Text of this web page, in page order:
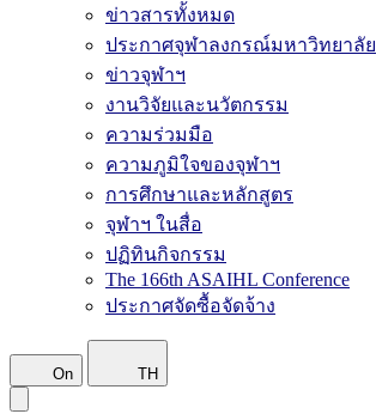
ข่าวสารทั้งหมด
ประกาศจุฬาลงกรณ์มหาวิทยาลัย
ข่าวจุฬาฯ
งานวิจัยและนวัตกรรม
ความร่วมมือ
ความภูมิใจของจุฬาฯ
การศึกษาและหลักสูตร
จุฬาฯ ในสื่อ
ปฏิทินกิจกรรม
The 166th ASAIHL Conference
ประกาศจัดซื้อจัดจ้าง
On TH